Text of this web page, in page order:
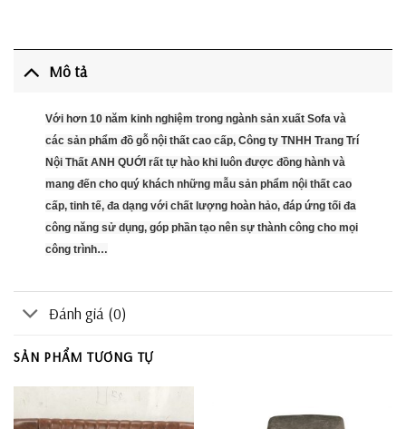
Mô tả
Với hơn 10 năm kinh nghiệm trong ngành sản xuất Sofa và
các sản phẩm đồ gỗ nội thất cao cấp, Công ty TNHH Trang Trí
Nội Thất ANH QUỚI rất tự hào khi luôn được đồng hành và
mang đến cho quý khách những mẫu sản phẩm nội thất cao
cấp, tinh tế, đa dạng với chất lượng hoàn hảo, đáp ứng tối đa
công năng sử dụng, góp phần tạo nên sự thành công cho mọi
công trình…
Đánh giá (0)
SẢN PHẨM TƯƠNG TỰ